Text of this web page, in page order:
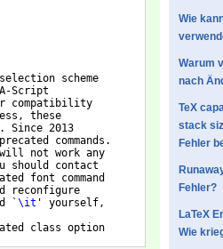
scheme
Script
compatibility
these
Since 2013
commands.
will not work any
should contact
font command
reconfigure
`\it ' yourself,
class option
Wie
Warum
nach
TeX
stack
Fehler
Fehler?
LaTeX
Wie